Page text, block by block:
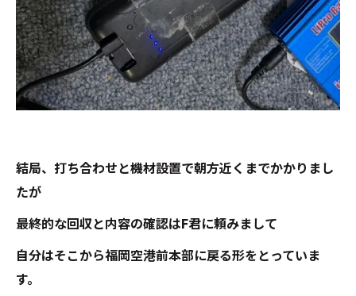
結局、打ち合わせと機材設置で朝方近くまでかかりまし
たが
最終的な回収と内容の確認はF君に頼みまして
自分はそこから福岡空港前本部に戻る形をとっていま
す。